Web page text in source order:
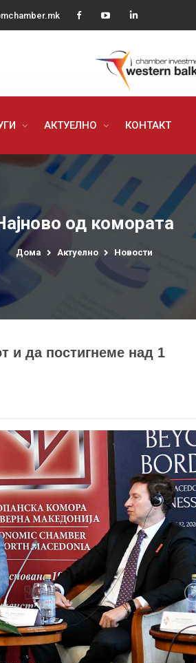
АКТУЕЛНО КОНТАКТ
од комората
Дома Актуелно Новости
и да постигнеме над 1